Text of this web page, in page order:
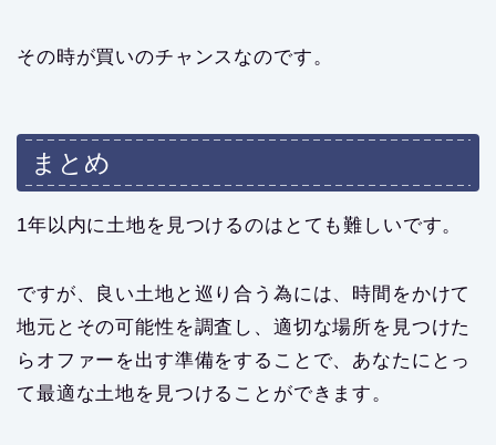
その時が買いのチャンスなのです。
まとめ
1年以内に土地を見つけるのはとても難しいです。
ですが、良い土地と巡り合う為には、時間をかけて
地元とその可能性を調査し、適切な場所を見つけた
らオファーを出す準備をすることで、あなたにとっ
て最適な土地を見つけることができます。